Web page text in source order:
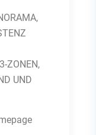
ZONEN,
UND